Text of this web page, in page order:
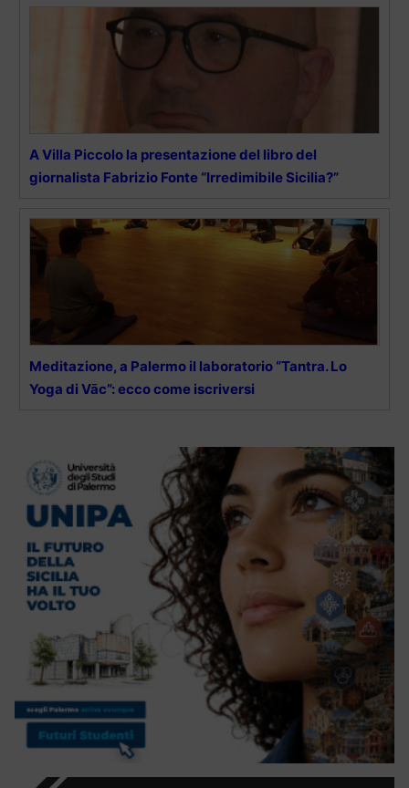
A Villa Piccolo la presentazione del libro del
giornalista Fabrizio Fonte “Irredimibile Sicilia?”
Meditazione, a Palermo il laboratorio “Tantra. Lo
Yoga di Vāc”: ecco come iscriversi